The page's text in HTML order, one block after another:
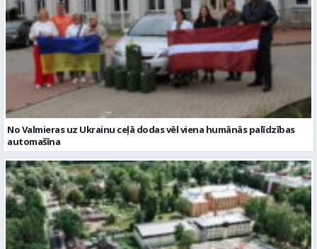
No Valmieras uz Ukrainu ceļā dodas vēl viena humānās palīdzības
automašīna